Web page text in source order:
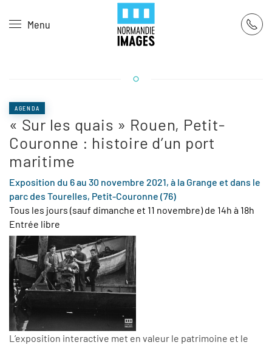
Skip to main content
Menu
AGENDA
« Sur les quais » Rouen, Petit-
Couronne : histoire d’un port
maritime
Exposition du 6 au 30 novembre 2021, à la Grange et dans le
parc des Tourelles, Petit-Couronne (76)
Tous les jours (sauf dimanche et 11 novembre) de 14h à 18h
Entrée libre
L’exposition interactive met en valeur le patrimoine et le
Panneau de gestion des cookies